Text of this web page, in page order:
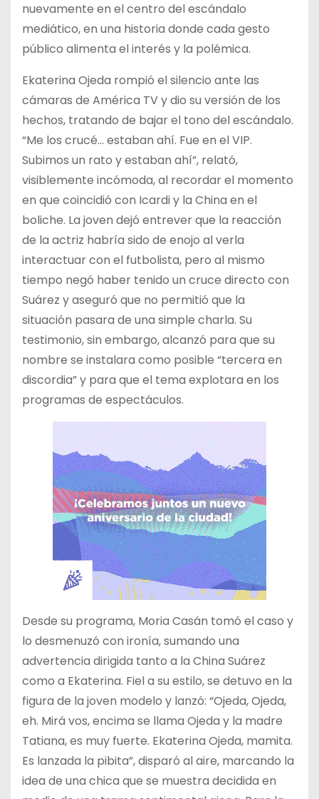
nuevamente en el centro del escándalo
mediático, en una historia donde cada gesto
público alimenta el interés y la polémica.
Ekaterina Ojeda rompió el silencio ante las
cámaras de América TV y dio su versión de los
hechos, tratando de bajar el tono del escándalo.
“Me los crucé… estaban ahí. Fue en el VIP.
Subimos un rato y estaban ahí”, relató,
visiblemente incómoda, al recordar el momento
en que coincidió con Icardi y la China en el
boliche. La joven dejó entrever que la reacción
de la actriz habría sido de enojo al verla
interactuar con el futbolista, pero al mismo
tiempo negó haber tenido un cruce directo con
Suárez y aseguró que no permitió que la
situación pasara de una simple charla. Su
testimonio, sin embargo, alcanzó para que su
nombre se instalara como posible “tercera en
discordia” y para que el tema explotara en los
programas de espectáculos.
Desde su programa, Moria Casán tomó el caso y
lo desmenuzó con ironía, sumando una
advertencia dirigida tanto a la China Suárez
como a Ekaterina. Fiel a su estilo, se detuvo en la
figura de la joven modelo y lanzó: “Ojeda, Ojeda,
eh. Mirá vos, encima se llama Ojeda y la madre
Tatiana, es muy fuerte. Ekaterina Ojeda, mamita.
Es lanzada la pibita”, disparó al aire, marcando la
idea de una chica que se muestra decidida en